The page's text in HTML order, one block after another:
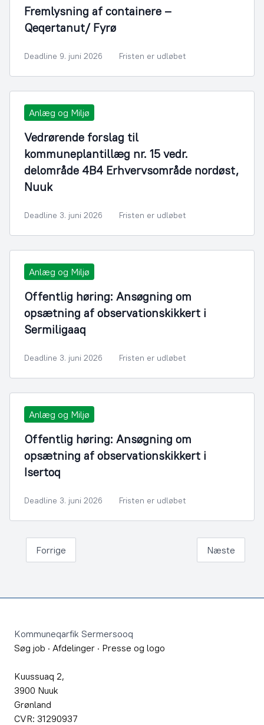
Fremlysning af containere –
Qeqertanut/ Fyrø
Deadline 9. juni 2026 Fristen er udløbet
Anlæg og Miljø
Vedrørende forslag til
kommuneplantillæg nr. 15 vedr.
delområde 4B4 Erhvervsområde nordøst,
Nuuk
Deadline 3. juni 2026 Fristen er udløbet
Anlæg og Miljø
Offentlig høring: Ansøgning om
opsætning af observationskikkert i
Sermiligaaq
Deadline 3. juni 2026 Fristen er udløbet
Anlæg og Miljø
Offentlig høring: Ansøgning om
opsætning af observationskikkert i
Isertoq
Deadline 3. juni 2026 Fristen er udløbet
Forrige Næste
Kommuneqarfik Sermersooq
Søg job · Afdelinger · Presse og logo
Kuussuaq 2,
3900 Nuuk
Grønland
CVR: 31290937